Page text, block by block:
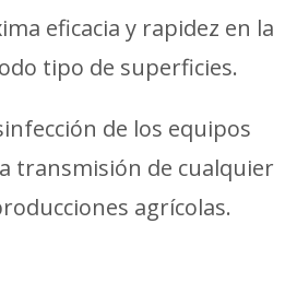
eficacia y rapidez en la
tipo de superficies.
de los equipos
transmisión de cualquier
agrícolas.